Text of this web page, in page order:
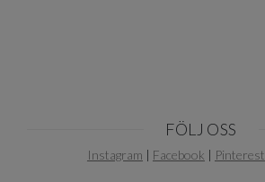
FÖLJ OSS
Instagram | Facebook | Pinterest